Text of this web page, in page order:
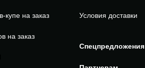
купе на заказ
на заказ
Условия доставки
Спецпредложения